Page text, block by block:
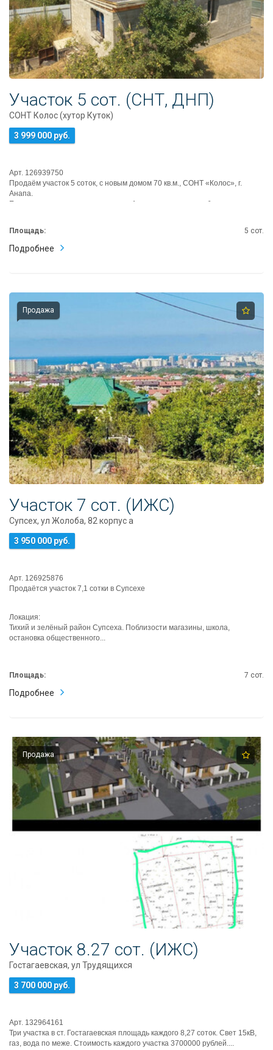
Участок 5 сот. (СНТ, ДНП)
СОНТ Колос (хутор Куток)
3 999 000 руб.
Арт. 126939750
Продаём участок 5 соток, с новым домом 70 кв.м., СОНТ «Колос», г.
Анапа.
Если вы давно хотели переехать в Анапу и построить себе н...
Площадь: 5 сот.
Подробнее
Продажа
Участок 7 сот. (ИЖС)
Супсех, ул Жолоба, 82 корпус а
3 950 000 руб.
Арт. 126925876
Продаётся участок 7,1 сотки в Супсехе
Локация:
Тихий и зелёный район Супсеха. Поблизости магазины, школа,
остановка общественного...
Площадь: 7 сот.
Подробнее
Продажа
Участок 8.27 сот. (ИЖС)
Гостагаевская, ул Трудящихся
3 700 000 руб.
Арт. 132964161
Три участка в ст. Гостагаевская площадь каждого 8,27 соток. Свет 15кВ,
газ, вода по меже. Стоимость каждого участка 3700000 рублей....